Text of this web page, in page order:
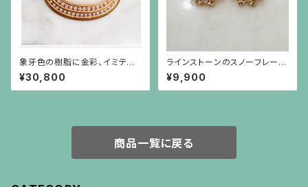
象牙色の樹脂に金彩、イミテー
ションパールがグルリと巻いてい
るブローチ
¥30,800
ラインストーンのスノーフレーク
のような金色ピアス（チタンポス
ト）
¥9,900
商品一覧に戻る